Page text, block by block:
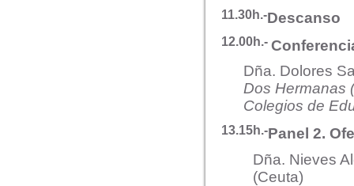
11.30h.-Descanso
12.00h.-
Dña. Dolores
Dos Hermanas
Colegios de
13.15h.-Panel 2.
Dña. Nieves
(Ceuta)